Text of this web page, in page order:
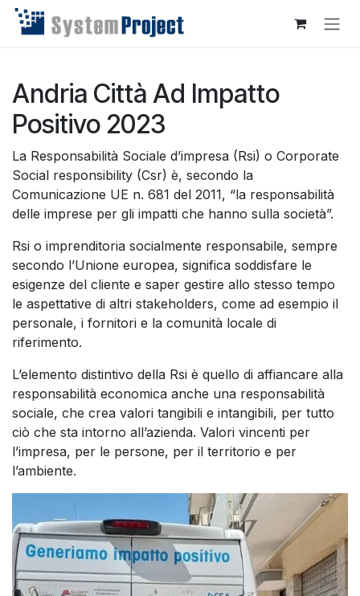
Passa al contenuto
Andria Città Ad Impatto
Positivo 2023
La Responsabilità Sociale d’impresa (Rsi) o Corporate
Social responsibility (Csr) è, secondo la
Comunicazione UE n. 681 del 2011, “la responsabilità
delle imprese per gli impatti che hanno sulla società”.
Rsi o imprenditoria socialmente responsabile, sempre
secondo l’Unione europea, significa soddisfare le
esigenze del cliente e saper gestire allo stesso tempo
le aspettative di altri stakeholders, come ad esempio il
personale, i fornitori e la comunità locale di
riferimento.
L’elemento distintivo della Rsi è quello di affiancare alla
responsabilità economica anche una responsabilità
sociale, che crea valori tangibili e intangibili, per tutto
ciò che sta intorno all’azienda. Valori vincenti per
l’impresa, per le persone, per il territorio e per
l’ambiente.